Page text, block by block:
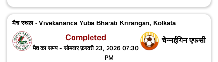
मैच स्थल - Vivekananda Yuba Bharati Krirangan, Kolkata
चेन्नईयिन एफसी
Completed
मैच का समय - सोमवार फ़रवरी 23, 2026 07:30
PM